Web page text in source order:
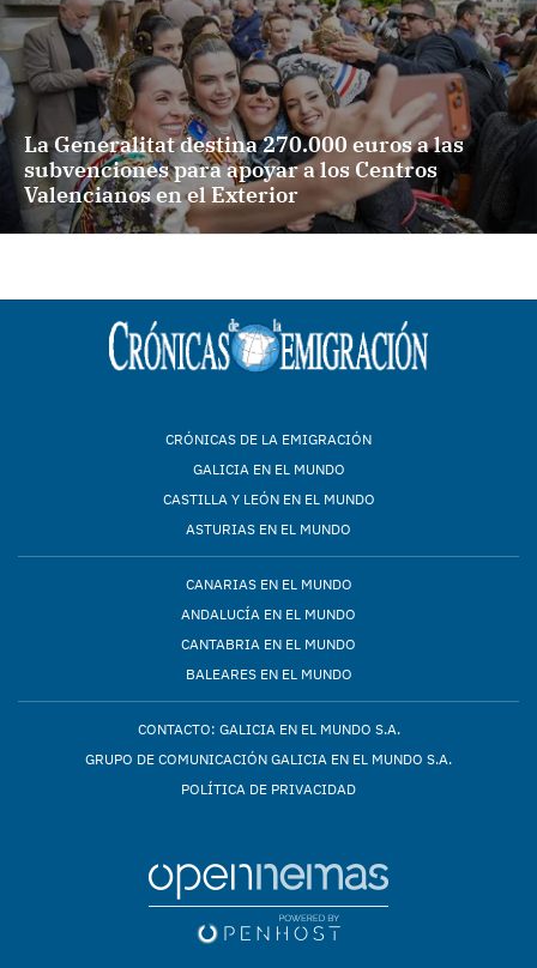
La Generalitat destina 270.000 euros a las
subvenciones para apoyar a los Centros
Valencianos en el Exterior
CRÓNICAS DE LA EMIGRACIÓN
GALICIA EN EL MUNDO
CASTILLA Y LEÓN EN EL MUNDO
ASTURIAS EN EL MUNDO
CANARIAS EN EL MUNDO
ANDALUCÍA EN EL MUNDO
CANTABRIA EN EL MUNDO
BALEARES EN EL MUNDO
CONTACTO: GALICIA EN EL MUNDO S.A.
GRUPO DE COMUNICACIÓN GALICIA EN EL MUNDO S.A.
POLÍTICA DE PRIVACIDAD